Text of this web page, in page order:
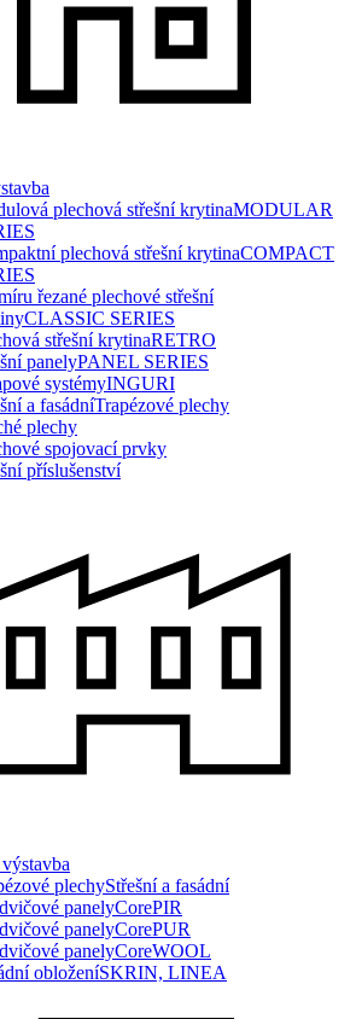
plechová střešní krytinaMODULAR
plechová střešní krytinaCOMPACT
řezané plechové střešní
CLASSIC SERIES
střešní krytinaRETRO
panelyPANEL SERIES
systémyINGURI
a fasádníTrapézové plechy
plechy
spojovací prvky
příslušenství
plechyStřešní a fasádní
panelyCorePIR
panelyCorePUR
panelyCoreWOOL
obloženíSKRIN, LINEA